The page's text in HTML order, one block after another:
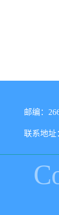
邮编：
联系地址